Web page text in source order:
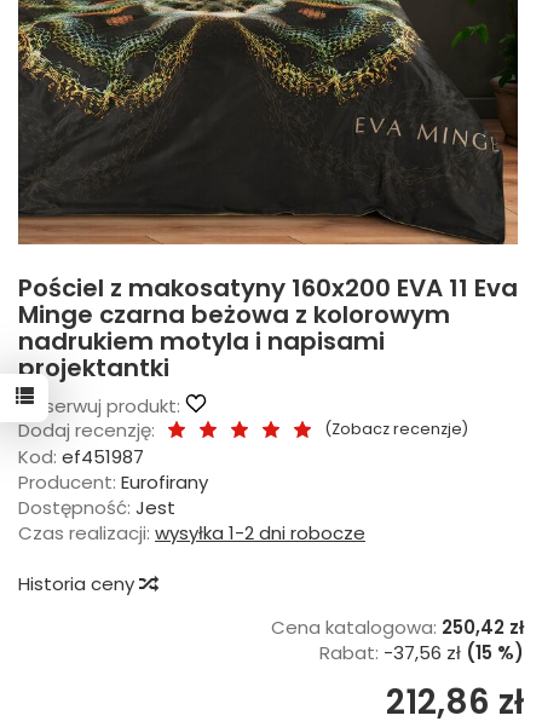
Pościel z makosatyny 160x200 EVA 11 Eva
Minge czarna beżowa z kolorowym
nadrukiem motyla i napisami
projektantki
Obserwuj produkt:
Dodaj recenzję:
(Zobacz recenzje)
Kod: ef451987
Producent: Eurofirany
Dostępność: Jest
Czas realizacji: wysyłka 1-2 dni robocze
Historia ceny
Cena katalogowa: 250,42 zł
Rabat: -37,56 zł (15 %)
212,86 zł